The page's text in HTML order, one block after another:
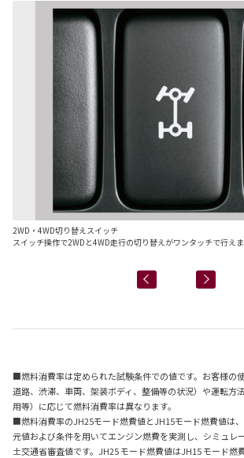
2WD・4WD切り替えスイッチ
スイッチ操作で2WDと4WD走行の切り替えがワンタッチで行えま
■燃料消費率は定められた試験条件での値です。お客様の
道路、渋滞、車両、架装ボディ、整備等の状況）や運転方
用等）に応じて燃料消費率は異なります。
■燃料消費率のJH25モード燃費値とJH15モード燃費値は
元値および条件を用いてエンジン燃費を実測し、シミュレ
土交通省審査値です。JH25 モード燃費値はJH15 モード燃